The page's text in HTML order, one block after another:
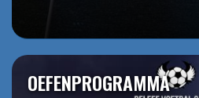
OEFENPROGRAMMA